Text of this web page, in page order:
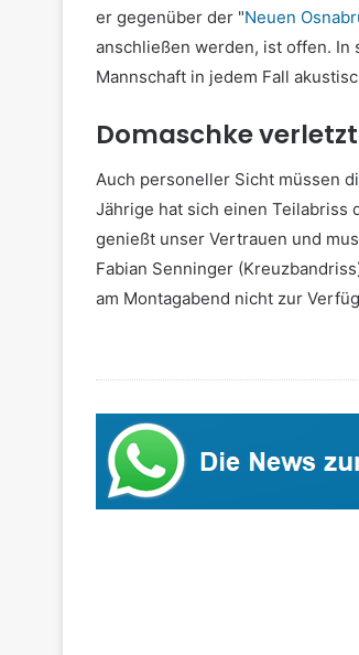
er gegenüber der "Neuen
anschließen werden, ist offen. In
Mannschaft in jedem Fall
Domaschke verletzt
Auch personeller Sicht müssen
Jährige hat sich einen Teilabriss
genießt unser Vertrauen und
Fabian Senninger
am Montagabend nicht zur